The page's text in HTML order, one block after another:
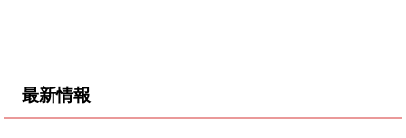
最新情報